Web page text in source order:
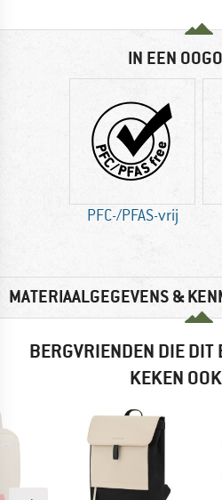
IN EEN
PFC-/PFAS-vrij
MATERIAALGEGEVENS &
BERGVRIENDEN DIE
KEKEN